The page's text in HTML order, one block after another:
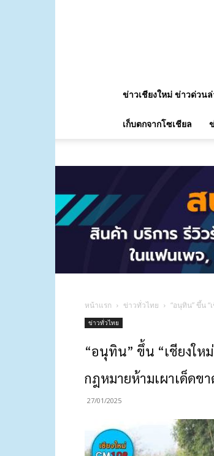
ข่าวเชียงใหม่ ข่าวด่วน
เก็บตกจากโซเชียล
หน้าแรก ข่าวทั่วไทย “อนุทิน” ขึ้น
ข่าวทั่วไทย
“อนุทิน” ขึ้น “เชียงให
กฎหมายห้ามเผาเด็ดขา
27/01/2025